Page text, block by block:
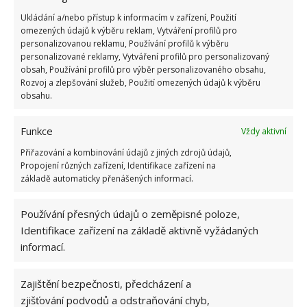
Ukládání a/nebo přístup k informacím v zařízení, Použití
omezených údajů k výběru reklam, Vytváření profilů pro
personalizovanou reklamu, Používání profilů k výběru
personalizované reklamy, Vytváření profilů pro personalizovaný
obsah, Používání profilů pro výběr personalizovaného obsahu,
Rozvoj a zlepšování služeb, Použití omezených údajů k výběru
obsahu.
Funkce
Vždy aktivní
Přiřazování a kombinování údajů z jiných zdrojů údajů,
Propojení různých zařízení, Identifikace zařízení na
základě automaticky přenášených informací.
Používání přesných údajů o zeměpisné poloze,
Identifikace zařízení na základě aktivně vyžádaných
informací.
Zajištění bezpečnosti, předcházení a
zjišťování podvodů a odstraňování chyb,
BYDLENÍ INVESTICE